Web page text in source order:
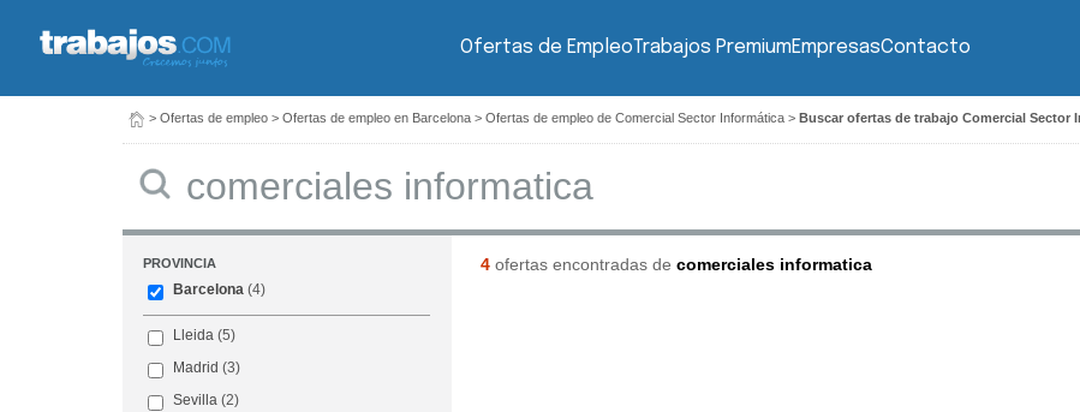
Ofertas de EmpleoTrabajos PremiumEmpresasContacto
> Ofertas de empleo > Ofertas de empleo en Barcelona > Ofertas de empleo de Comercial Sector Informática > Buscar ofertas de trabajo Comercial Sector
PROVINCIA
Barcelona (4)
Lleida (5)
Madrid (3)
Sevilla (2)
4ofertas encontradas de comerciales informatica